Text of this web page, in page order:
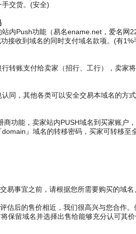
交货。(安全)
内Push功能（易名ename.net，爱名网
接收到域名的同时支付域名款项。(有
转账支付给卖家（招行、工行），卖家
同，其他各类可以安全交易本域名的方
功能，卖家站内PUSH域名到买家账户
』域名的转移密码，买家可转移至
易事宜之前，请根据您所需要购买的域
估后的售价相近，我们很高兴与您合作
保留域名并选择出售给能够充分认可其